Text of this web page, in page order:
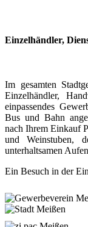
Einzelhändler,
Im gesamten
Einzelhändler,
einpassendes
Bus und Bahn
nach Ihrem Einkauf
und Weinstuben,
unterhaltsamen
Ein Besuch in der